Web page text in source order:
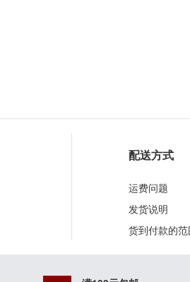
配送方式
运费问题
发货说明
货到付款的